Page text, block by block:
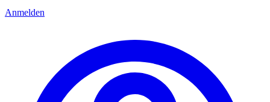
Anmelden